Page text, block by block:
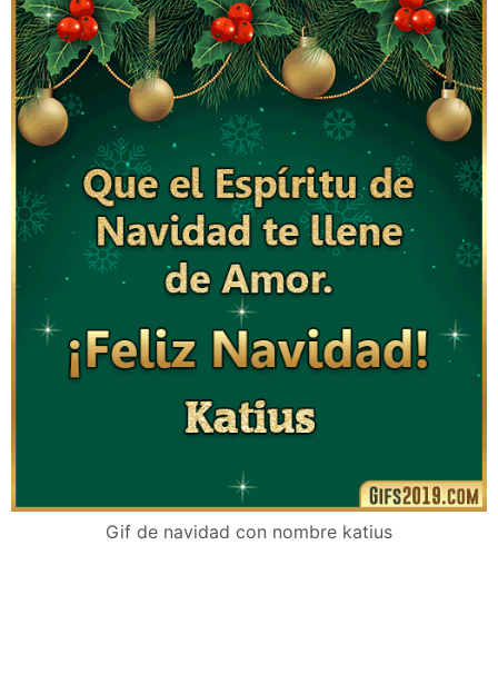
Gif de navidad con nombre katius